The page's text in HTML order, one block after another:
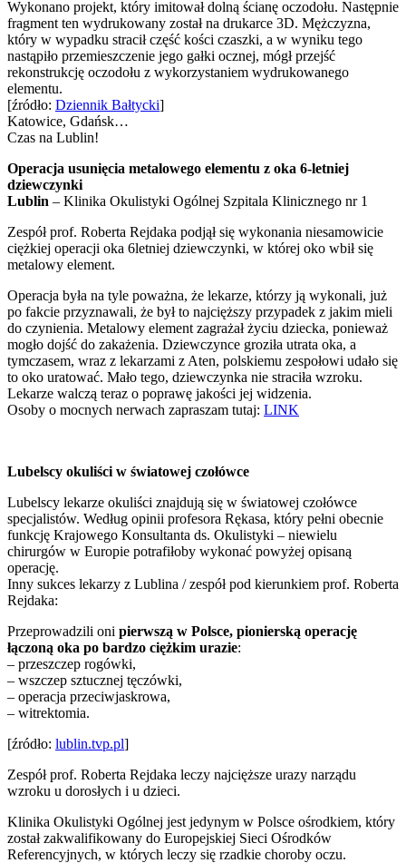
Wykonano projekt, który imitował dolną ścianę oczodołu. Następnie
fragment ten wydrukowany został na drukarce 3D. Mężczyzna,
który w wypadku stracił część kości czaszki, a w wyniku tego
nastąpiło przemieszczenie jego gałki ocznej, mógł przejść
rekonstrukcję oczodołu z wykorzystaniem wydrukowanego
elementu.
[źródło: Dziennik Bałtycki]
Katowice, Gdańsk…
Czas na Lublin!
Operacja usunięcia metalowego elementu z oka 6-letniej
dziewczynki
Lublin – Klinika Okulistyki Ogólnej Szpitala Klinicznego nr 1
Zespół prof. Roberta Rejdaka podjął się wykonania niesamowicie
ciężkiej operacji oka 6letniej dziewczynki, w której oko wbił się
metalowy element.
Operacja była na tyle poważna, że lekarze, którzy ją wykonali, już
po fakcie przyznawali, że był to najcięższy przypadek z jakim mieli
do czynienia. Metalowy element zagrażał życiu dziecka, ponieważ
mogło dojść do zakażenia. Dziewczynce groziła utrata oka, a
tymczasem, wraz z lekarzami z Aten, polskiemu zespołowi udało się
to oko uratować. Mało tego, dziewczynka nie straciła wzroku.
Lekarze walczą teraz o poprawę jakości jej widzenia.
Osoby o mocnych nerwach zapraszam tutaj: LINK
Lubelscy okuliści w światowej czołówce
Lubelscy lekarze okuliści znajdują się w światowej czołówce
specjalistów. Według opinii profesora Rękasa, który pełni obecnie
funkcję Krajowego Konsultanta ds. Okulistyki – niewielu
chirurgów w Europie potrafiłoby wykonać powyżej opisaną
operację.
Inny sukces lekarzy z Lublina / zespół pod kierunkiem prof. Roberta
Rejdaka:
Przeprowadzili oni pierwszą w Polsce, pionierską operację
łączoną oka po bardzo ciężkim urazie:
– przeszczep rogówki,
– wszczep sztucznej tęczówki,
– operacja przeciwjaskrowa,
– witrektomia.
[źródło: lublin.tvp.pl]
Zespół prof. Roberta Rejdaka leczy najcięższe urazy narządu
wzroku u dorosłych i u dzieci.
Klinika Okulistyki Ogólnej jest jedynym w Polsce ośrodkiem, który
został zakwalifikowany do Europejskiej Sieci Ośrodków
Referencyjnych, w których leczy się rzadkie choroby oczu.